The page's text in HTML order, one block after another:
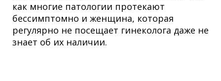
как многие патологии протекают
бессимптомно и женщина, которая
регулярно не посещает гинеколога даже не
знает об их наличии.